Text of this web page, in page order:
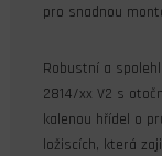
pro snadnou
Robustní a
2814/xx V2 s
kalenou hřídel o
ložiscích, která